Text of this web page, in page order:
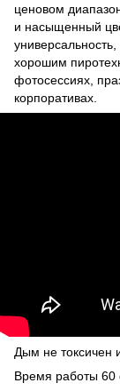
ценовом
и насыщенный
хорошим
фотосессиях,
корпоративах.
Дым не токсичен
Время работы 60